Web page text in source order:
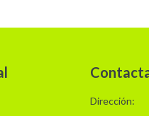
Dirección: